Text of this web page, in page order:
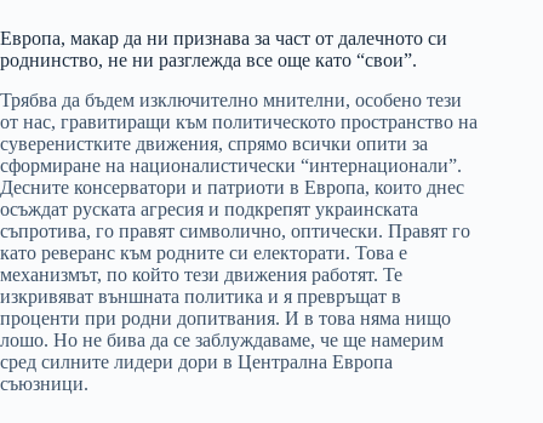
Европа, макар да ни признава за част от далечното си
роднинство, не ни разглежда все още като “свои”.
Трябва да бъдем изключително мнителни, особено тези
от нас, гравитиращи към политическото пространство на
суверенистките движения, спрямо всички опити за
сформиране на националистически “интернационали”.
Десните консерватори и патриоти в Европа, които днес
осъждат руската агресия и подкрепят украинската
съпротива, го правят символично, оптически. Правят го
като реверанс към родните си електорати. Това е
механизмът, по който тези движения работят. Те
изкривяват външната политика и я превръщат в
проценти при родни допитвания. И в това няма нищо
лошо. Но не бива да се заблуждаваме, че ще намерим
сред силните лидери дори в Централна Европа
съюзници.